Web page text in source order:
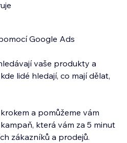
Google Ads
vaše produkty a
lidé hledají, co mají dělat,
a pomůžeme vám
která vám za 5 minut
zákazníků a prodejů.